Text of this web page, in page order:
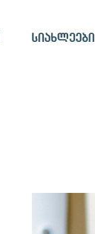
სიახლეები